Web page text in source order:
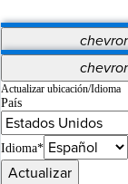
Vet Systems
Supplier Portal
Actualizar ubicación/Idioma
País
Idioma*
Actualizar